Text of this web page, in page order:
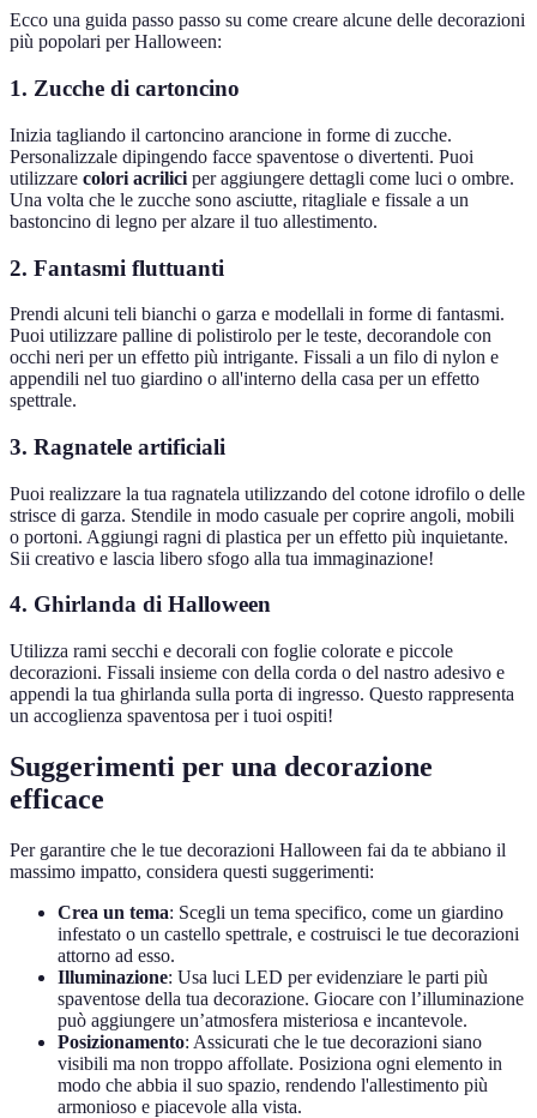
Ecco una guida passo passo su come creare alcune delle decorazioni
più popolari per Halloween:
1. Zucche di cartoncino
Inizia tagliando il cartoncino arancione in forme di zucche.
Personalizzale dipingendo facce spaventose o divertenti. Puoi
utilizzare colori acrilici per aggiungere dettagli come luci o ombre.
Una volta che le zucche sono asciutte, ritagliale e fissale a un
bastoncino di legno per alzare il tuo allestimento.
2. Fantasmi fluttuanti
Prendi alcuni teli bianchi o garza e modellali in forme di fantasmi.
Puoi utilizzare palline di polistirolo per le teste, decorandole con
occhi neri per un effetto più intrigante. Fissali a un filo di nylon e
appendili nel tuo giardino o all'interno della casa per un effetto
spettrale.
3. Ragnatele artificiali
Puoi realizzare la tua ragnatela utilizzando del cotone idrofilo o delle
strisce di garza. Stendile in modo casuale per coprire angoli, mobili
o portoni. Aggiungi ragni di plastica per un effetto più inquietante.
Sii creativo e lascia libero sfogo alla tua immaginazione!
4. Ghirlanda di Halloween
Utilizza rami secchi e decorali con foglie colorate e piccole
decorazioni. Fissali insieme con della corda o del nastro adesivo e
appendi la tua ghirlanda sulla porta di ingresso. Questo rappresenta
un accoglienza spaventosa per i tuoi ospiti!
Suggerimenti per una decorazione
efficace
Per garantire che le tue decorazioni Halloween fai da te abbiano il
massimo impatto, considera questi suggerimenti:
Crea un tema: Scegli un tema specifico, come un giardino
infestato o un castello spettrale, e costruisci le tue decorazioni
attorno ad esso.
Illuminazione: Usa luci LED per evidenziare le parti più
spaventose della tua decorazione. Giocare con l’illuminazione
può aggiungere un’atmosfera misteriosa e incantevole.
Posizionamento: Assicurati che le tue decorazioni siano
visibili ma non troppo affollate. Posiziona ogni elemento in
modo che abbia il suo spazio, rendendo l'allestimento più
armonioso e piacevole alla vista.